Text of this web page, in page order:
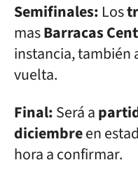
Semifinales: Los
masBarracas
instancia, también
vuelta.
Final:Será a
diciembreen
hora a confirmar.